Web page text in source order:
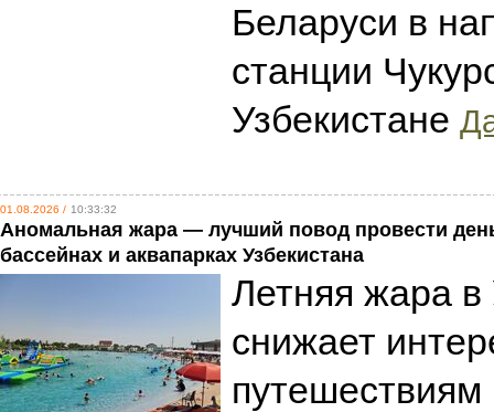
Беларуси в
станции
Узбекистане
01.08.2026 / 10:33:32
Аномальная жара — лучший повод провести
бассейнах и аквапарках Узбекистана
Летняя жара в
снижает